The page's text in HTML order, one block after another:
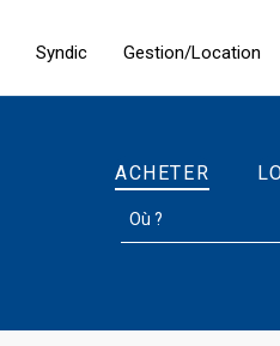
Syndic Gestion/Location
ACHETER